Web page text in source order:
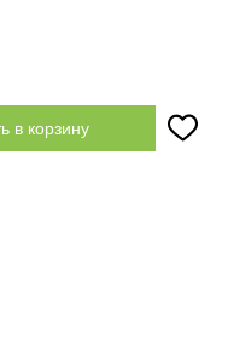
в корзину